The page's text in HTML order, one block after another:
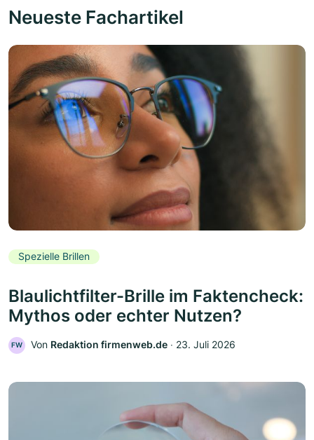
Neueste Fachartikel
Spezielle Brillen
Blaulichtfilter-Brille im Faktencheck:
Mythos oder echter Nutzen?
FW Von Redaktion firmenweb.de ‧ 23. Juli 2026